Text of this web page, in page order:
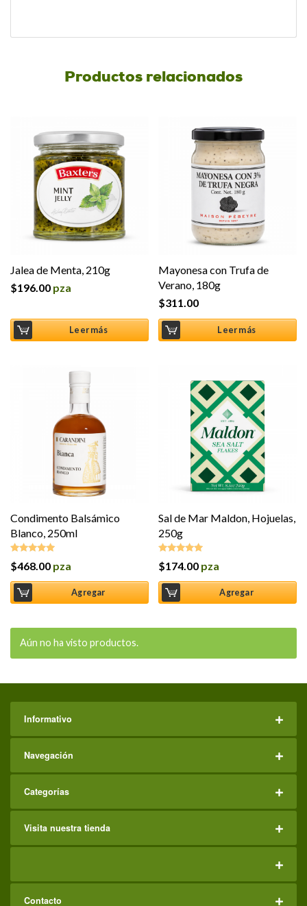
Productos relacionados
Jalea de Menta, 210g
$196.00 pza
Leer más
Mayonesa con Trufa de
Verano, 180g
$311.00
Leer más
Condimento Balsámico
Blanco, 250ml
Valorado en
$468.00 pza
Agregar
Sal de Mar Maldon, Hojuelas,
250g
Valorado en
$174.00 pza
Agregar
Aún no ha visto productos.
Informativo
Navegación
Categorías
Visita nuestra tienda
Contacto